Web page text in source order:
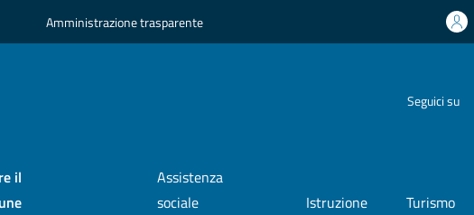
Amministrazione trasparente
Seguici su
il
Assistenza
sociale
Istruzione Turismo